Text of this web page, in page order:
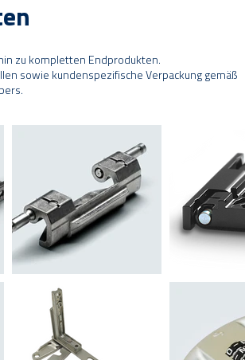
zu kompletten Endprodukten.
sowie kundenspezifische Verpackung gemäß